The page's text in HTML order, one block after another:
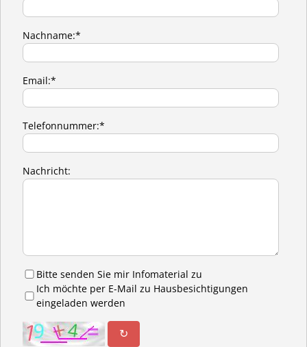
Nachname:*
Email:*
Telefonnummer:*
Nachricht:
Bitte senden Sie mir Infomaterial zu
Ich möchte per E-Mail zu Hausbesichtigungen
eingeladen werden
↻